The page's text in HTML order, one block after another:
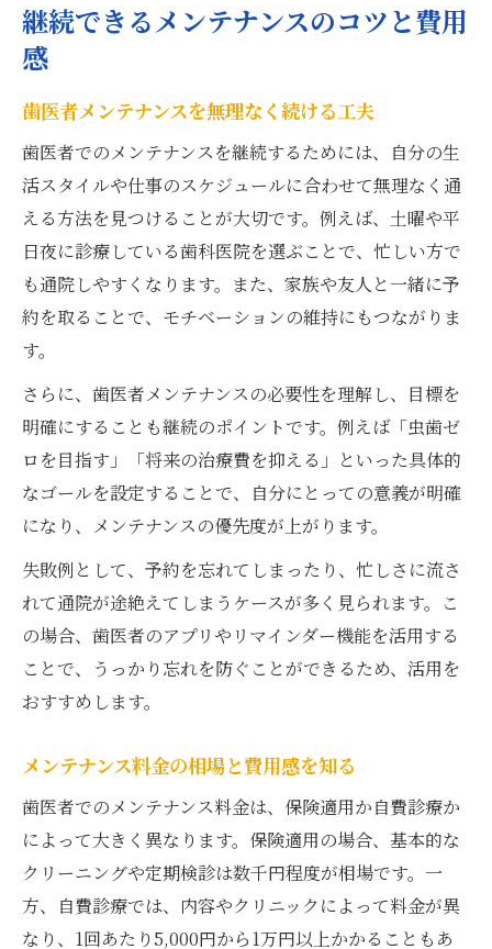
継続できるメンテナンスのコツと費用
感
歯医者メンテナンスを無理なく続ける工夫
歯医者でのメンテナンスを継続するためには、自分の生
活スタイルや仕事のスケジュールに合わせて無理なく通
える方法を見つけることが大切です。例えば、土曜や平
日夜に診療している歯科医院を選ぶことで、忙しい方で
も通院しやすくなります。また、家族や友人と一緒に予
約を取ることで、モチベーションの維持にもつながりま
す。
さらに、歯医者メンテナンスの必要性を理解し、目標を
明確にすることも継続のポイントです。例えば「虫歯ゼ
ロを目指す」「将来の治療費を抑える」といった具体的
なゴールを設定することで、自分にとっての意義が明確
になり、メンテナンスの優先度が上がります。
失敗例として、予約を忘れてしまったり、忙しさに流さ
れて通院が途絶えてしまうケースが多く見られます。こ
の場合、歯医者のアプリやリマインダー機能を活用する
ことで、うっかり忘れを防ぐことができるため、活用を
おすすめします。
メンテナンス料金の相場と費用感を知る
歯医者でのメンテナンス料金は、保険適用か自費診療か
によって大きく異なります。保険適用の場合、基本的な
クリーニングや定期検診は数千円程度が相場です。一
方、自費診療では、内容やクリニックによって料金が異
なり、1回あたり5,000円から1万円以上かかることもあ